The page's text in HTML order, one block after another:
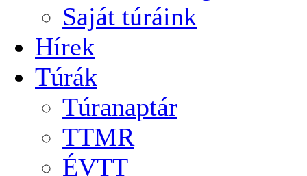
Saját túráink
Hírek
Túrák
Túranaptár
TTMR
ÉVTT